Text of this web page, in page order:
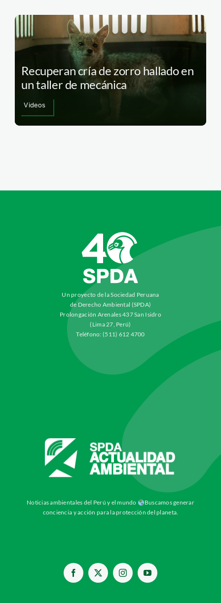
Recuperan cría de zorro hallado en
un taller de mecánica
Videos
Un proyecto de la Sociedad Peruana
de Derecho Ambiental (SPDA)
Prolongación Arenales 437 San Isidro
(Lima 27, Perú)
Teléfono: (511) 612 4700
Noticias ambientales del Perú y el mundo
Buscamos generar
conciencia y acción para la protección del planeta.